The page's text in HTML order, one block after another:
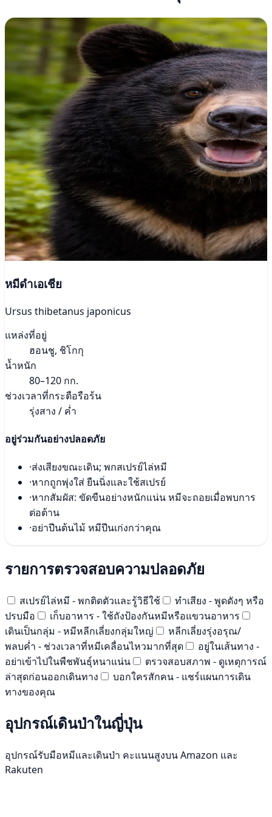
หมีดำเอเชีย
Ursus thibetanus japonicus
แหล่งที่อยู่
ฮอนชู, ชิโกกุ
น้ำหนัก
80–120 กก.
ช่วงเวลาที่กระตือรือร้น
รุ่งสาง / ค่ำ
อยู่ร่วมกันอย่างปลอดภัย
·ส่งเสียงขณะเดิน; พกสเปรย์ไล่หมี
·หากถูกพุ่งใส่ ยืนนิ่งและใช้สเปรย์
·หากสัมผัส: ขัดขืนอย่างหนักแน่น หมีจะถอยเมื่อพบการ
ต่อต้าน
·อย่าปีนต้นไม้ หมีปีนเก่งกว่าคุณ
รายการตรวจสอบความปลอดภัย
สเปรย์ไล่หมี - พกติดตัวและรู้วิธีใช้
ทำเสียง - พูดดังๆ หรือ
ปรบมือ
เก็บอาหาร - ใช้ถังป้องกันหมีหรือแขวนอาหาร
เดินเป็นกลุ่ม - หมีหลีกเลี่ยงกลุ่มใหญ่
หลีกเลี่ยงรุ่งอรุณ/
พลบค่ำ - ช่วงเวลาที่หมีเคลื่อนไหวมากที่สุด
อยู่ในเส้นทาง -
อย่าเข้าไปในพืชพันธุ์หนาแน่น
ตรวจสอบสภาพ - ดูเหตุการณ์
ล่าสุดก่อนออกเดินทาง
บอกใครสักคน - แชร์แผนการเดิน
ทางของคุณ
อุปกรณ์เดินป่าในญี่ปุ่น
อุปกรณ์รับมือหมีและเดินป่า คะแนนสูงบน Amazon และ
Rakuten